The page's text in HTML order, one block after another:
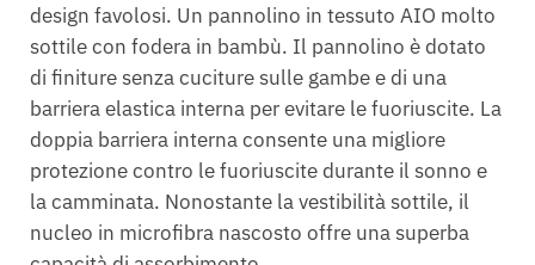
design favolosi. Un pannolino in tessuto AIO molto
sottile con fodera in bambù. Il pannolino è dotato
di finiture senza cuciture sulle gambe e di una
barriera elastica interna per evitare le fuoriuscite. La
doppia barriera interna consente una migliore
protezione contro le fuoriuscite durante il sonno e
la camminata. Nonostante la vestibilità sottile, il
nucleo in microfibra nascosto offre una superba